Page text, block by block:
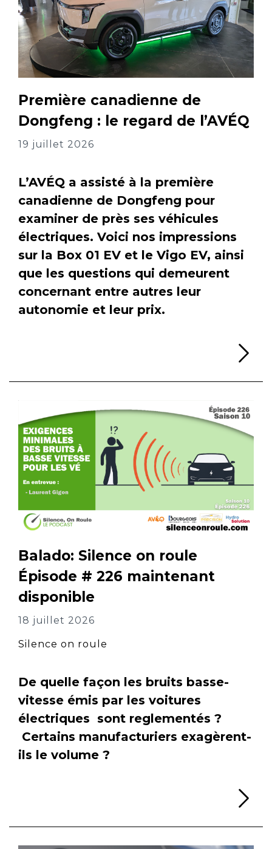
Première canadienne de
Dongfeng : le regard de l’AVÉQ
19 juillet 2026
L’AVÉQ a assisté à la première
canadienne de Dongfeng pour
examiner de près ses véhicules
électriques. Voici nos impressions
sur la Box 01 EV et le Vigo EV, ainsi
que les questions qui demeurent
concernant entre autres leur
autonomie et leur prix.
Balado: Silence on roule
Épisode # 226 maintenant
disponible
18 juillet 2026
Silence on roule
De quelle façon les bruits basse-
vitesse émis par les voitures
électriques sont reglementés ?
Certains manufacturiers exagèrent-
ils le volume ?